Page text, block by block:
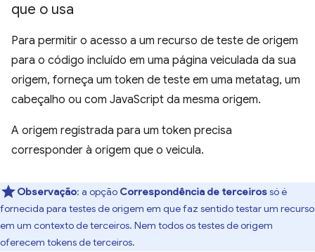
que o usa
Para permitir o acesso a um recurso de teste de origem
para o código incluído em uma página veiculada da sua
origem, forneça um token de teste em uma metatag, um
cabeçalho ou com JavaScript da mesma origem.
A origem registrada para um token precisa
corresponder à origem que o veicula.
Observação: a opção Correspondência de terceirossó é
fornecida para testes de origem em que faz sentido testar um recurso
em um contexto de terceiros. Nem todos os testes de origem
oferecem tokens de terceiros.